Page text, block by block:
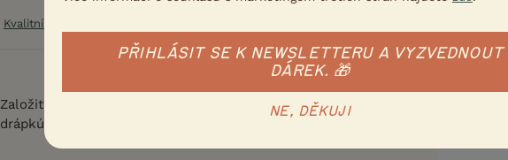
Kvalitní příspěvek
25.4.2015 19:38
Založit? A proč? Takové vlákno tu je a možná několikrát. Stříhání
drápkú není nic nového pod sluncem, ale kdo by to přece hledal!
PŘIHLÁSIT SE K NEWSLETTERU A VYZVEDNOUT
DÁREK. 🎁
NE, DĚKUJI